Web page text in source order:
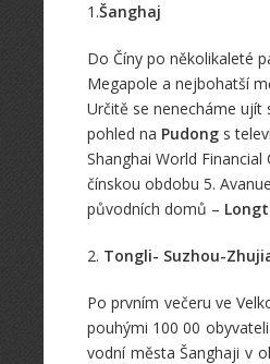
1.Šanghaj
Do Číny po několikaleté
Megapole a nejbohatší
Určitě se nenecháme ujít
pohled na Pudong s
Shanghai World
čínskou obdobu 5.
původních domů –
2. Tongli- Suzhou-
Po prvním večeru ve
pouhými 100 00 obyvateli.
vodní města Šanghaji v